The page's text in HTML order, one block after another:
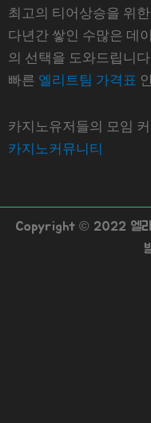
최고의 티어상승을 위
다년간 쌓인 수많은 데
의 선택을 도와드립니다.
빠른 엘리트팀 가격표
카지노유저들의 모임
카지노커뮤니티
Copyright © 2022 엘리